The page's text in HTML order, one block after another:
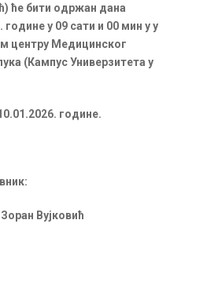
ће бити одржан дана
у 09 сати и 00 мин у у
центру Медицинског
(Кампус Универзитета у
године.
Вујковић